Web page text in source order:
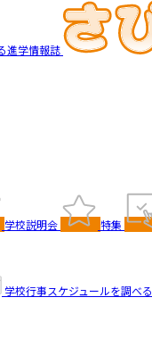
進学情報誌
学校説明会 特集
学校行事スケジュールを調べる